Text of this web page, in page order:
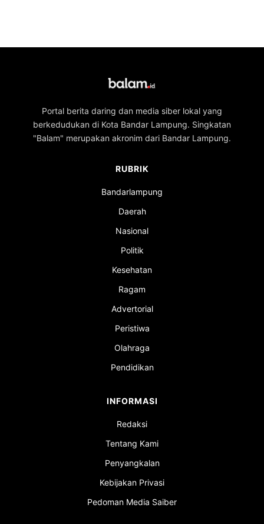
Portal berita daring dan media siber lokal yang
berkedudukan di Kota Bandar Lampung. Singkatan
"Balam" merupakan akronim dari Bandar Lampung.
RUBRIK
Bandarlampung
Daerah
Nasional
Politik
Kesehatan
Ragam
Advertorial
Peristiwa
Olahraga
Pendidikan
INFORMASI
Redaksi
Tentang Kami
Penyangkalan
Kebijakan Privasi
Pedoman Media Saiber